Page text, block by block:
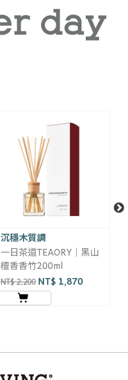
沉穩木質調
一日茶道TEAORY｜黑山
檀香香竹200ml
NT$ 2,200 NT$ 1,870